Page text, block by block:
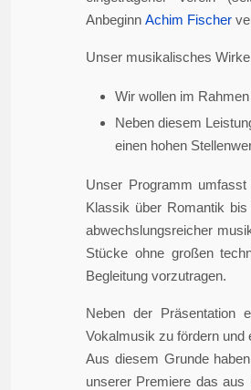
Anbeginn Achim Fischer
Unser musikalisches
Wir wollen im
Neben diesem
einen hohen
Unser Programm
Klassik über Romantik
abwechslungsreicher
Stücke ohne großen
Begleitung vorzutragen.
Neben der Präsentation
Vokalmusik zu fördern und
Aus diesem Grunde
unserer Premiere das aus